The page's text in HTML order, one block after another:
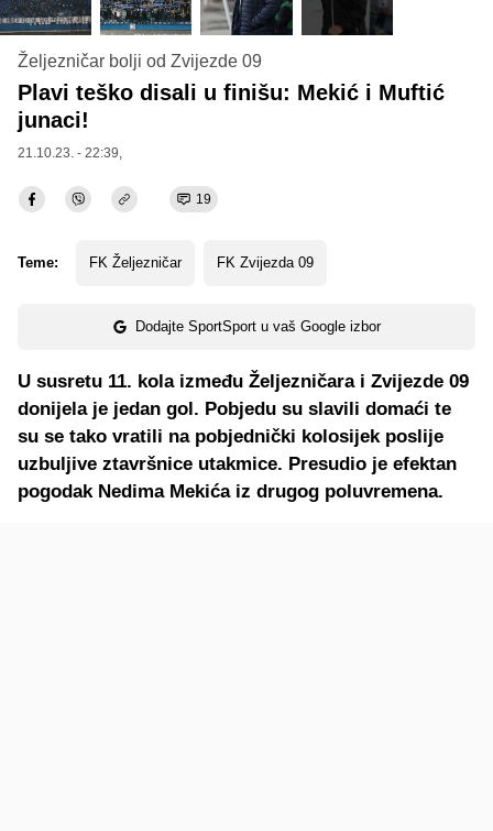
Željezničar bolji od Zvijezde 09
Plavi teško disali u finišu: Mekić i Muftić
junaci!
21.10.23. - 22:39,
19
Teme: FK Željezničar FK Zvijezda 09
Dodajte SportSport u vaš Google izbor
U susretu 11. kola između Željezničara i Zvijezde 09
donijela je jedan gol. Pobjedu su slavili domaći te
su se tako vratili na pobjednički kolosijek poslije
uzbuljive ztavršnice utakmice. Presudio je efektan
pogodak Nedima Mekića iz drugog poluvremena.